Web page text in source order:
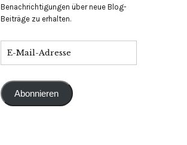
Benachrichtigungen über neue Blog-
Beiträge zu erhalten.
Abonnieren